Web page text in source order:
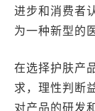
进步和消费者
为一种新型的
在选择护肤产
求，理性判断
对产品的研发